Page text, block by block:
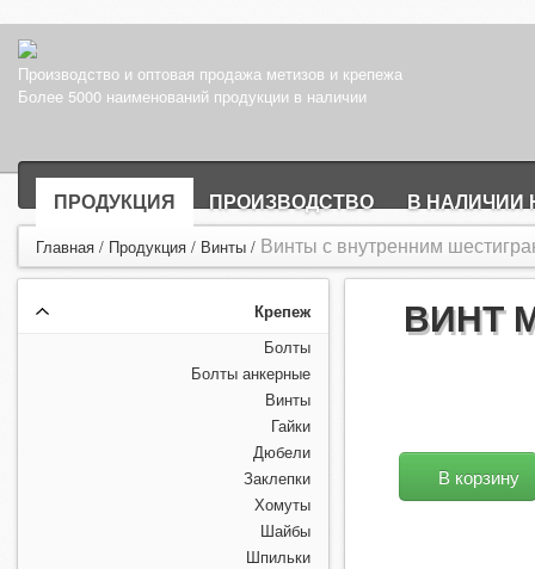
Производство и оптовая продажа метизов и крепежа
Более 5000 наименований продукции в наличии
ПРОДУКЦИЯ ПРОИЗВОДСТВО В НАЛИЧИИ
Главная / Продукция / Винты / Винты с внутренним
Крепеж
Болты
Болты анкерные
Винты
Гайки
Дюбели
Заклепки
Хомуты
Шайбы
Шпильки
ВИНТ
В корзину